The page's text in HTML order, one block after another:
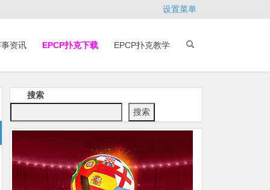
设置菜单
资讯 EPCP扑克下载 EPCP扑克教学
搜索
搜索